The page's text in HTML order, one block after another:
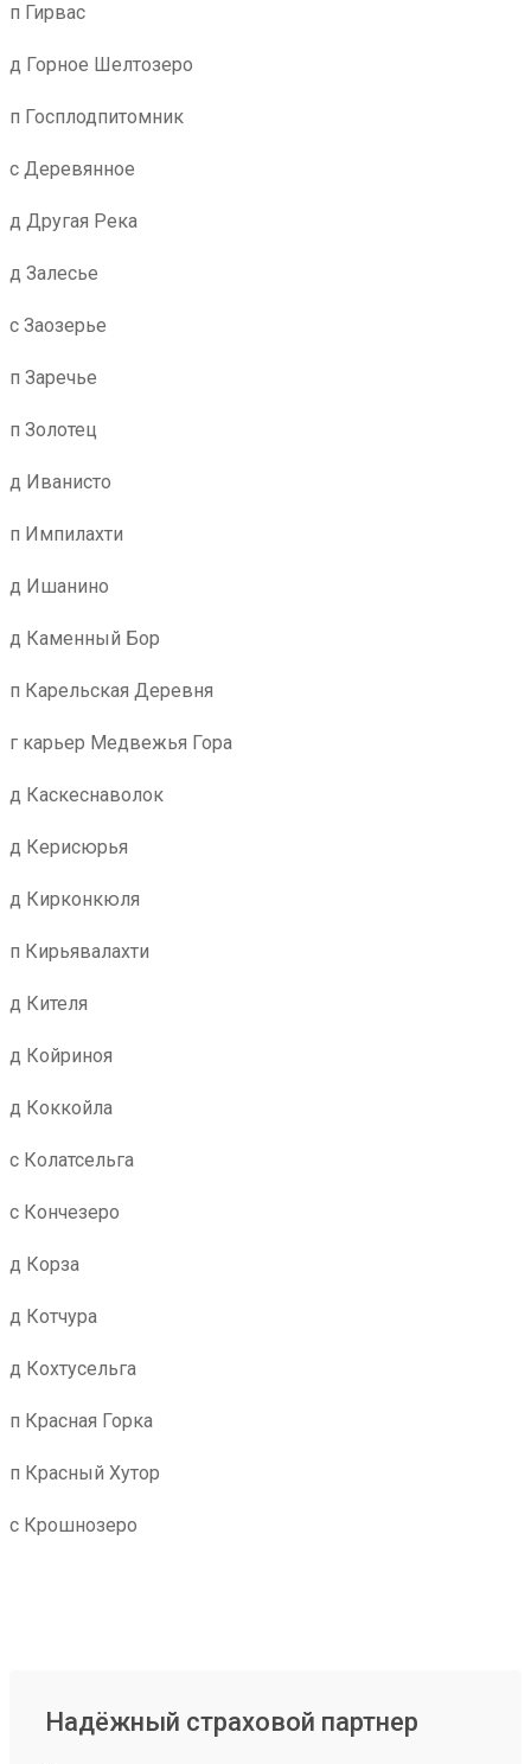
п Гирвас
д Горное Шелтозеро
п Госплодпитомник
с Деревянное
д Другая Река
д Залесье
с Заозерье
п Заречье
п Золотец
д Иванисто
п Импилахти
д Ишанино
д Каменный Бор
п Карельская Деревня
г карьер Медвежья Гора
д Каскеснаволок
д Керисюрья
д Кирконкюля
п Кирьявалахти
д Кителя
д Койриноя
д Коккойла
с Колатсельга
с Кончезеро
д Корза
д Котчура
д Кохтусельга
п Красная Горка
п Красный Хутор
с Крошнозеро
Надёжный страховой партнер